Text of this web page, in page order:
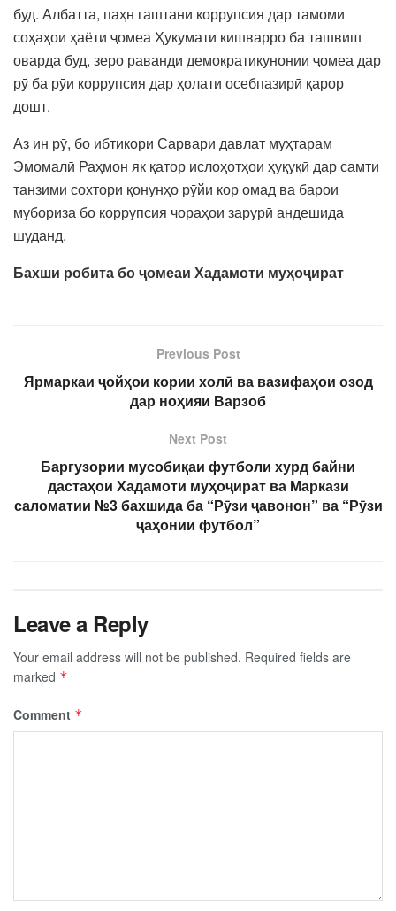
буд. Албатта, паҳн гаштани коррупсия дар тамоми
соҳаҳои ҳаёти ҷомеа Ҳукумати кишварро ба ташвиш
оварда буд, зеро раванди демократикунонии ҷомеа дар
рӯ ба рӯи коррупсия дар ҳолати осебпазирӣ қарор
дошт.
Аз ин рӯ, бо ибтикори Сарвари давлат муҳтарам
Эмомалӣ Раҳмон як қатор ислоҳотҳои ҳуқуқӣ дар самти
танзими сохтори қонунҳо рӯйи кор омад ва барои
мубориза бо коррупсия чораҳои зарурӣ андешида
шуданд.
Бахши робита бо ҷомеаи Хадамоти муҳоҷират
Previous Post
Ярмаркаи ҷойҳои кории холӣ ва вазифаҳои озод
дар ноҳияи Варзоб
Next Post
Баргузории мусобиқаи футболи хурд байни
дастаҳои Хадамоти муҳоҷират ва Маркази
саломатии №3 бахшида ба “Рӯзи ҷавонон” ва “Рӯзи
ҷаҳонии футбол”
Leave a Reply
Your email address will not be published. Required fields are
marked *
Comment *